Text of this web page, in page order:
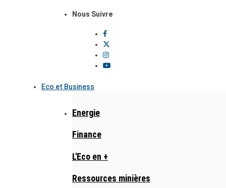
Nous Suivre
Eco et Business
Energie
Finance
L'Eco en +
Ressources minières